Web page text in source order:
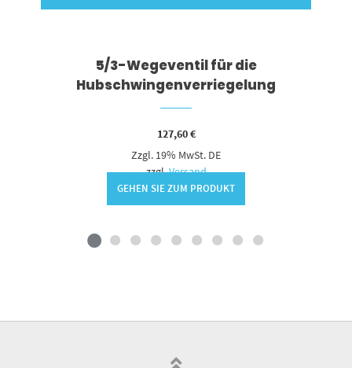
5/3-Wegeventil für die
Hubschwingenverriegelung
127,60€
Zzgl. 19% MwSt. DE
zzgl.Versand
GEHEN SIE ZUM PRODUKT